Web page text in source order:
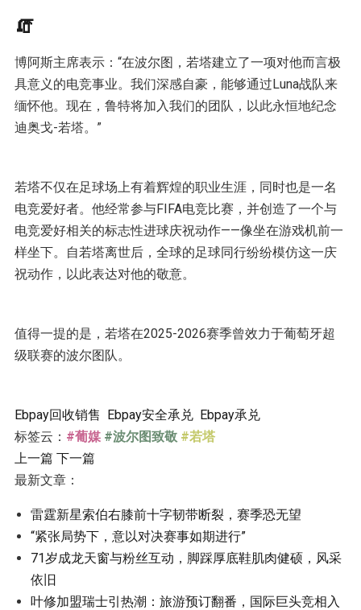
🧯
博阿斯主席表示：“在波尔图，若塔建立了一项对他而言极
具意义的电竞事业。我们深感自豪，能够通过Luna战队来
缅怀他。现在，鲁特将加入我们的团队，以此永恒地纪念
迪奥戈-若塔。”
若塔不仅在足球场上有着辉煌的职业生涯，同时也是一名
电竞爱好者。他经常参与FIFA电竞比赛，并创造了一个与
电竞爱好相关的标志性进球庆祝动作——像坐在游戏机前一
样坐下。自若塔离世后，全球的足球同行纷纷模仿这一庆
祝动作，以此表达对他的敬意。
值得一提的是，若塔在2025-2026赛季曾效力于葡萄牙超
级联赛的波尔图队。
Ebpay回收销售 Ebpay安全承兑 Ebpay承兑
标签云： #葡媒 #波尔图致敬 #若塔
上一篇 下一篇
最新文章：
雷霆新星索伯右膝前十字韧带断裂，赛季恐无望
“紧张局势下，意以对决赛事如期进行”
71岁成龙天窗与粉丝互动，脚踩厚底鞋肌肉健硕，风采
依旧
叶修加盟瑞士引热潮：旅游预订翻番，国际巨头竞相入